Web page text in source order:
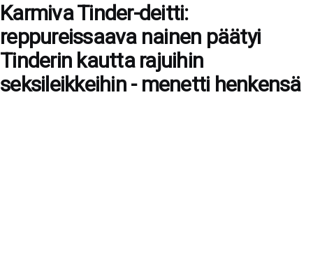
Karmiva Tinder-deitti:
reppureissaava nainen päätyi
Tinderin kautta rajuihin
seksileikkeihin - menetti henkensä